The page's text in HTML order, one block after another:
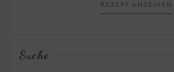
REZEPT ANZEIGEN
Suche